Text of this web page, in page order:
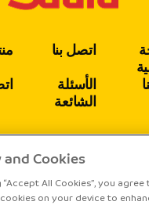
اتصل بنا
الأسئلة
الشائعة
يتبع
and Cookies
“Accept All Cookies”, you agree
on your device to